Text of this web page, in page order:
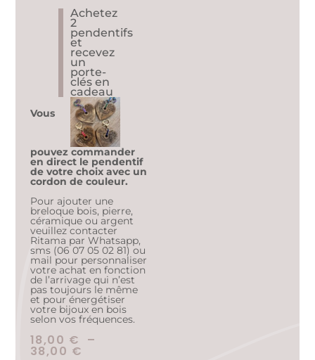
Achetez
2
pendentifs
et
recevez
un
porte-
clés en
cadeau
Vous
pouvez commander
en direct le pendentif
de votre choix avec un
cordon de couleur.
Pour ajouter une
breloque bois, pierre,
céramique ou argent
veuillez contacter
Ritama par Whatsapp,
sms (06 07 05 02 81) ou
mail pour personnaliser
votre achat en fonction
de l’arrivage qui n’est
pas toujours le même
et pour énergétiser
votre bijoux en bois
selon vos fréquences.
18,00 € –
38,00 €